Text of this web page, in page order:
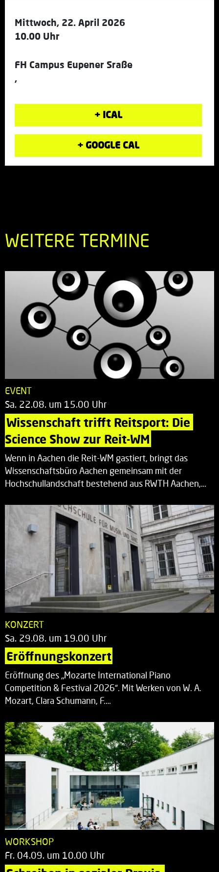
Mittwoch, 22. April 2026
10.00 Uhr
FH Campus Eupener Sraße
,
+ ICAL
+ GOOGLE CAL
WEITERE TERMINE
EVENT
Sa. 22.08. um 15.00 Uhr
Wissenschaft trifft Reitsport: Die
Science Show zur Reit-WM
Wenn in Aachen die Reit-WM gastiert, bringt das
Wissenschaftsbüro Aachen gemeinsam mit der
Hochschullandschaft bestehend aus RWTH Aachen,…
KONZERT
Sa. 29.08. um 19.00 Uhr
Eröffnungskonzert
Eröffnung des „Mozarte International Piano
Competition & Festival 2026“. Mit Werken von W. A.
Mozart, Clara Schumann, F.…
WORKSHOP
Fr. 04.09. um 10.00 Uhr